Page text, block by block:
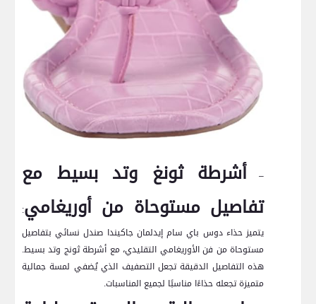
– أشرطة ثونغ وتد ⁣بسيط مع
تفاصيل مستوحاة من أوريغامي:⁣
يتميز ⁣حذاء دوس ​باي سام إيدلمان جاكيندا ‌صندل نسائي ⁣بتفاصيل
مستوحاة من فن الأوريغامي التقليدي، مع أشرطة ثونج وتد بسيط.‍
هذه التفاصيل الدقيقة تجعل التصفيف‌ الذي يُضفي لمسة جمالية
متميزة تجعله ⁤حذاءًا مناسبًا لجميع المناسبات.